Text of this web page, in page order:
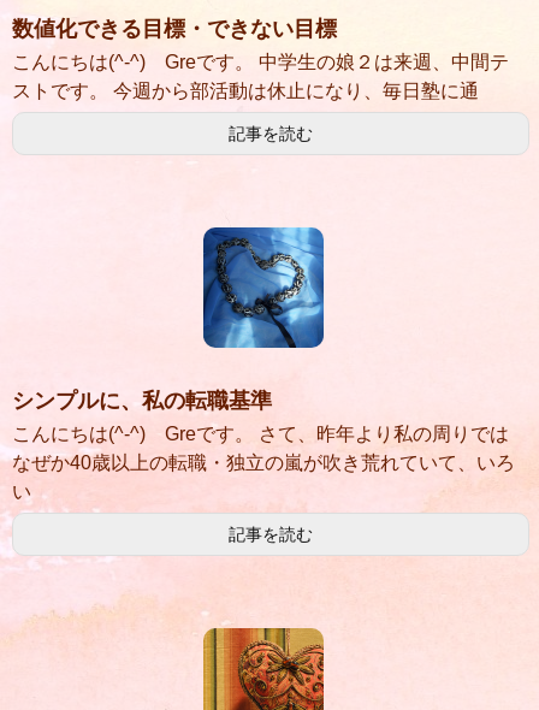
数値化できる目標・できない目標
こんにちは(^-^) Greです。 中学生の娘２は来週、中間テ
ストです。 今週から部活動は休止になり、毎日塾に通
記事を読む
シンプルに、私の転職基準
こんにちは(^-^) Greです。 さて、昨年より私の周りでは
なぜか40歳以上の転職・独立の嵐が吹き荒れていて、いろ
い
記事を読む